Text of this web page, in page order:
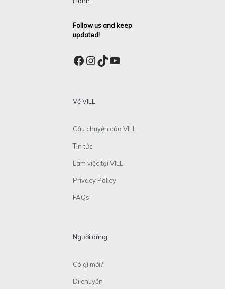
Follow us and keep
updated!
Facebook
Instagram
TikTok
YouTube
Về VILL
Câu chuyện của VILL
Tin tức
Làm việc tại VILL
Privacy Policy
FAQs
Người dùng
Có gì mới?
Di chuyển